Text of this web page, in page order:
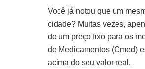
Você já notou que um
cidade? Muitas vezes,
de um preço fixo para os
de Medicamentos (Cmed)
acima do seu valor real.